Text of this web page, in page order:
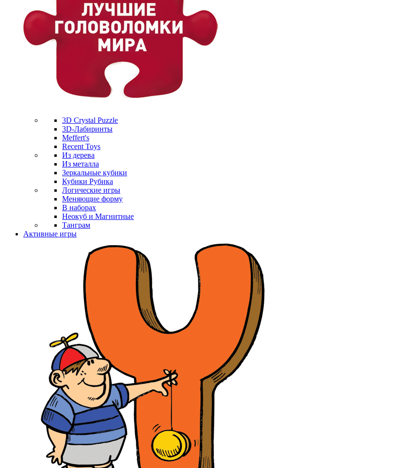
3D Crystal Puzzle
3D-Лабиринты
Meffert's
Recent Toys
Из дерева
Из металла
Зеркальные кубики
Кубики Рубика
Логические игры
Меняющие форму
В наборах
Неокуб и Магнитные
Танграм
Активные игры